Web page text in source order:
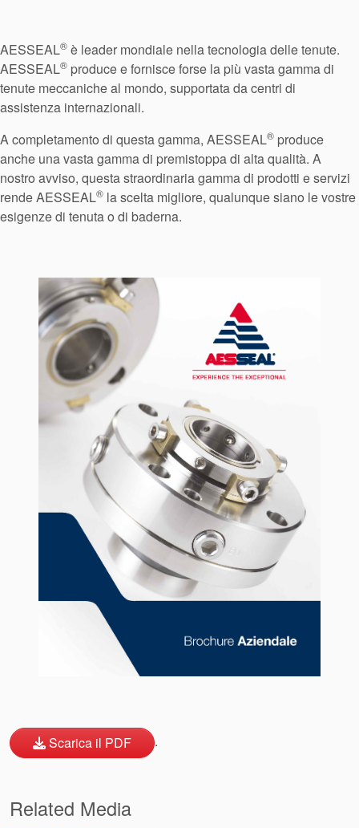
supporto per
guarnizioni
Certificazioni e standard
Contatti
Locazioni
Articoli
Sostenibilità
AESSEAL® è leader mondiale nella tecnologia delle tenute.
AESSEAL® produce e fornisce forse la più vasta gamma di
tenute meccaniche al mondo, supportata da centri di
assistenza internazionali.
A completamento di questa gamma, AESSEAL® produce
anche una vasta gamma di premistoppa di alta qualità. A
nostro avviso, questa straordinaria gamma di prodotti e servizi
rende AESSEAL® la scelta migliore, qualunque siano le vostre
esigenze di tenuta o di baderna.
Scarica il PDF .
Related Media